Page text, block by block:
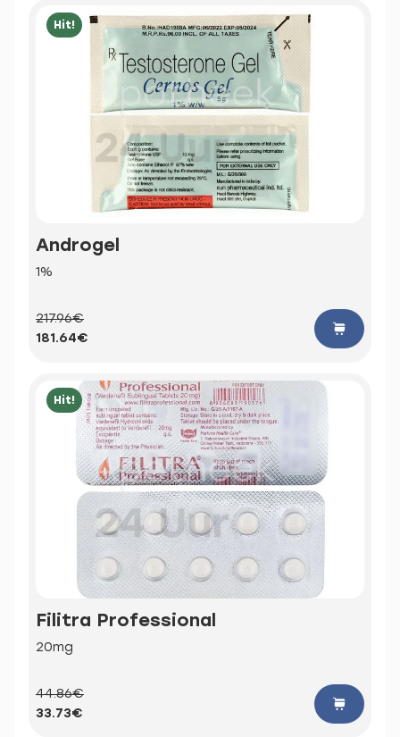
Hit!
Androgel
1%
217.96€
181.64€
Hit!
Filitra Professional
20mg
44.86€
33.73€